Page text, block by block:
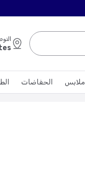
الحفاضات ملابس